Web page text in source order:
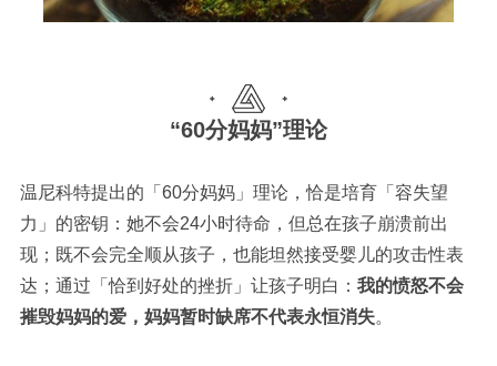
“60分妈妈”理论
温尼科特提出的「 60分妈妈」理论，恰是培育「容失望
力」的密钥：她不会24小时待命，但总在孩子崩溃前出
现；既不会完全顺从孩子，也能坦然接受婴儿的攻击性表
达；通过「恰到好处的挫折」让孩子明白： 我的愤怒不会
摧毁妈妈的爱，妈妈暂时缺席不代表永恒消失。